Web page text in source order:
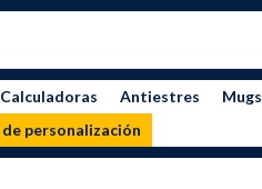
Calculadoras Antiestres Mugs
personalización